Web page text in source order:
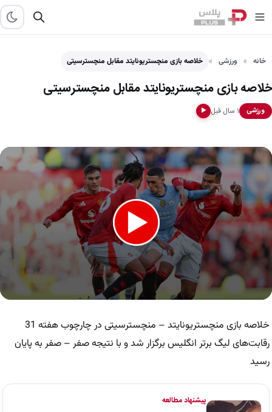
خانه ورزشی خلاصه بازی منچستریونایتد مقابل منچسترسیتی
خلاصه بازی منچستریونایتد مقابل منچسترسیتی
ورزشی ۱ سال قبل ▶
minutes,
خلاصه بازی منچستریونایتد – منچسترسیتی در چارچوب هفته 31
رقابت‌های لیگ برتر انگلیس برگزار شد و با نتیجه صفر – صفر به پایان
رسید
پیشنهاد مطالعه